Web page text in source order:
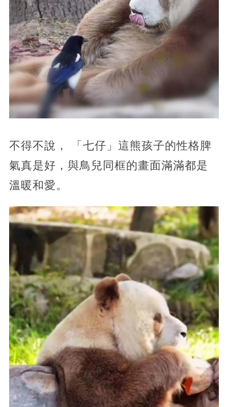
不得不說， 「七仔」這熊孩子的性格脾
氣真是好，與鳥兒同框的畫面滿滿都是
溫暖和愛。